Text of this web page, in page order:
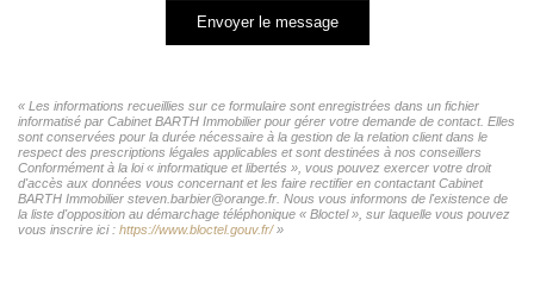
Envoyer le message
« Les informations recueillies sur ce formulaire sont enregistrées dans un fichier
informatisé par Cabinet BARTH Immobilier pour gérer votre demande de contact. Elles
sont conservées pour la durée nécessaire à la gestion de la relation client dans le
respect des prescriptions légales applicables et sont destinées à nos conseillers
Conformément à la loi « informatique et libertés », vous pouvez exercer votre droit
d'accès aux données vous concernant et les faire rectifier en contactant Cabinet
BARTH Immobilier steven.barbier@orange.fr. Nous vous informons de l'existence de
la liste d'opposition au démarchage téléphonique « Bloctel », sur laquelle vous pouvez
vous inscrire ici : https://www.bloctel.gouv.fr/»